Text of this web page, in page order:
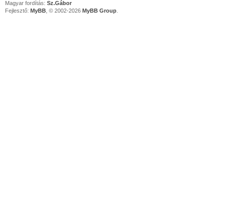
Magyar fordítás: Sz.Gábor
Fejlesztő: MyBB , © 2002-2026 MyBB Group